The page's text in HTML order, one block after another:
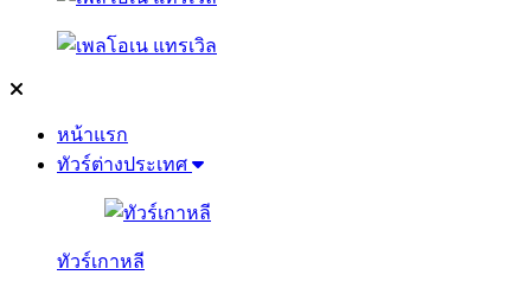
หน้าแรก
ทัวร์ต่างประเทศ
ทัวร์เกาหลี